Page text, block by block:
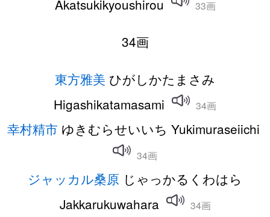
Akatsukikyoushirou
33画
34画
東方雅美 ひがしかたまさみ
Higashikatamasami
34画
幸村精市ゆきむらせいいち Yukimuraseiichi
34画
ジャッカル桑原 じゃっかるくわはら
Jakkarukuwahara
34画